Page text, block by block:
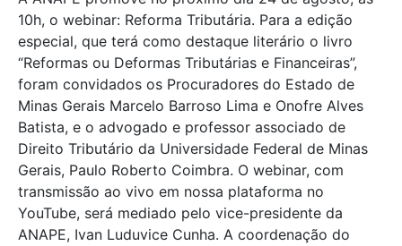
10h, o webinar: Reforma Tributária. Para a edição
especial, que terá como destaque literário o livro
“Reformas ou Deformas Tributárias e Financeiras”,
foram convidados os Procuradores do Estado de
Minas Gerais Marcelo Barroso Lima e Onofre Alves
Batista, e o advogado e professor associado de
Direito Tributário da Universidade Federal de Minas
Gerais, Paulo Roberto Coimbra. O webinar, com
transmissão ao vivo em nossa plataforma no
YouTube, será mediado pelo vice-presidente da
ANAPE, Ivan Luduvice Cunha. A coordenação do